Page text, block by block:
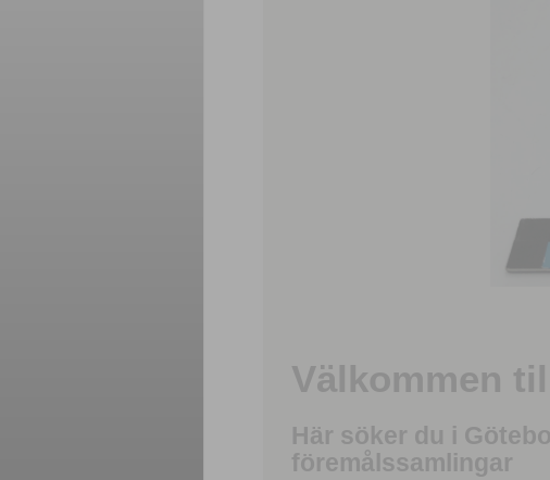
Välkommen
Här söker du i
föremålssamlingar